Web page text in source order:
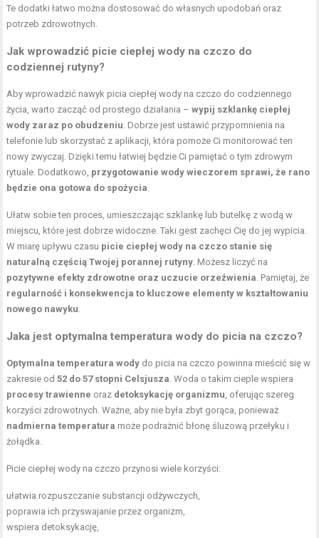
Te dodatki łatwo można dostosować do własnych upodobań oraz
potrzeb zdrowotnych.
Jak wprowadzić picie ciepłej wody na czczo do
codziennej rutyny?
Aby wprowadzić nawyk picia ciepłej wody na czczo do codziennego
życia, warto zacząć od prostego działania –wypij szklankę ciepłej
wody zaraz po obudzeniu . Dobrze jest ustawić przypomnienia na
telefonie lub skorzystać z aplikacji, która pomoże Ci monitorować ten
nowy zwyczaj. Dzięki temu łatwiej będzie Ci pamiętać o tym zdrowym
rytuale. Dodatkowo, przygotowanie wody wieczorem sprawi, że rano
będzie ona gotowa do spożycia
Ułatw sobie ten proces, umieszczając szklankę lub butelkę z wodą w
miejscu, które jest dobrze widoczne. Taki gest zachęci Cię do jej wypicia.
W miarę upływu czasu picie ciepłej wody na czczo stanie się
naturalną częścią Twojej porannej rutyny . Możesz liczyć na
pozytywne efekty zdrowotne oraz uczucie orzeźwienia . Pamiętaj, że
regularność i konsekwencja to kluczowe elementy w kształtowaniu
nowego nawyku
Jaka jest optymalna temperatura wody do picia na czczo?
Optymalna temperatura wody do picia na czczo powinna mieścić się w
zakresie od52 do 57 stopni Celsjusza . Woda o takim cieple wspiera
procesy trawienne oraz detoksykację organizmu , oferując szereg
korzyści zdrowotnych. Ważne, aby nie była zbyt gorąca, ponieważ
nadmierna temperatura może podrażnić błonę śluzową przełyku i
żołądka.
Picie ciepłej wody na czczo przynosi wiele korzyści:
ułatwia rozpuszczanie substancji odżywczych,
poprawia ich przyswajanie przez organizm,
wspiera detoksykację,